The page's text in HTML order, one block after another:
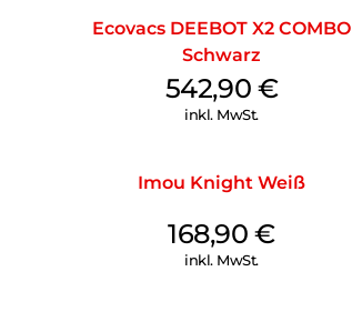
Ecovacs DEEBOT X2 COMBO
Schwarz
542,90 €
inkl. MwSt.
Imou Knight Weiß
168,90€
inkl. MwSt.